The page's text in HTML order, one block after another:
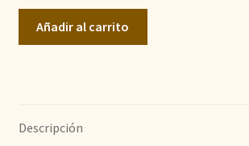
Añadir al carrito
Descripción